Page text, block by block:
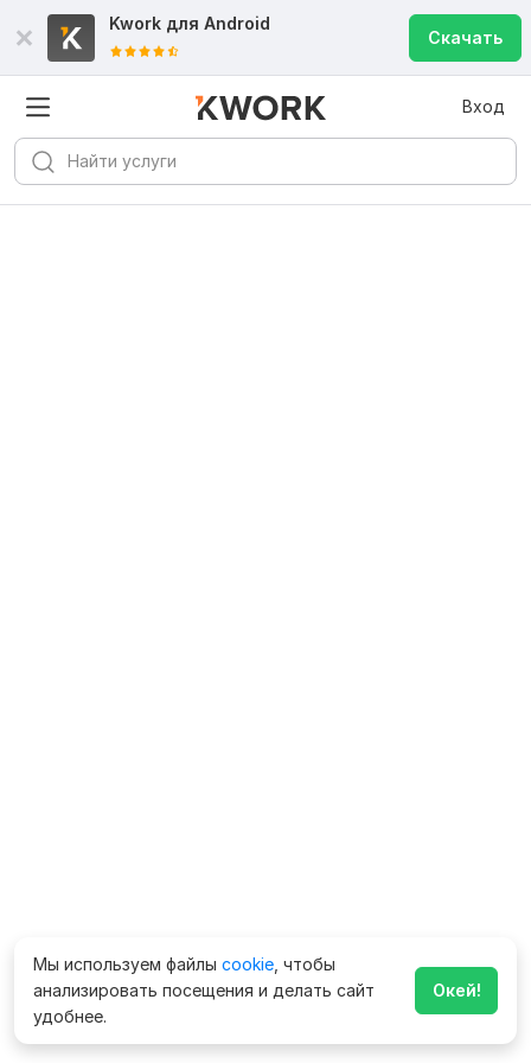
Kwork для Android
Скачать
Вход
Мы используем файлы cookie , чтобы
анализировать посещения и делать сайт
удобнее.
Окей!